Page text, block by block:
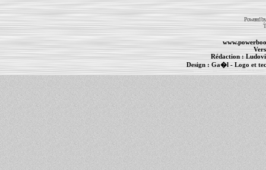
Powered
Rédaction :
Design : Ga�l- Logo et